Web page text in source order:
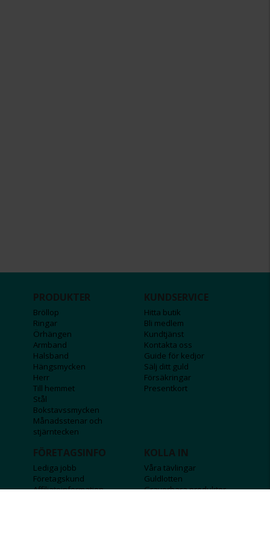
PRODUKTER
Bröllop
Ringar
Örhängen
Armband
Halsband
Hängsmycken
Herr
Till hemmet
Stål
Bokstavssmycken
Månadsstenar och
stjärntecken
KUNDSERVICE
Hitta butik
Bli medlem
Kundtjänst
Kontakta oss
Guide för kedjor
Sälj ditt guld
Försäkringar
Presentkort
FÖRETAGSINFO
Lediga jobb
Företagskund
Affiliateinformation
KOLLA IN
Våra tävlingar
Guldlotten
Graverbara produkter